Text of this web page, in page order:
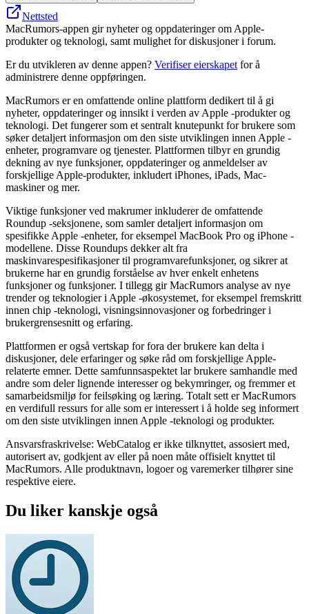
Nettsted
MacRumors-appen gir nyheter og oppdateringer om Apple-
produkter og teknologi, samt mulighet for diskusjoner i forum.
Er du utvikleren av denne appen? Verifiser eierskapet for å
administrere denne oppføringen.
MacRumors er en omfattende online plattform dedikert til å gi
nyheter, oppdateringer og innsikt i verden av Apple -produkter og
teknologi. Det fungerer som et sentralt knutepunkt for brukere som
søker detaljert informasjon om den siste utviklingen innen Apple -
enheter, programvare og tjenester. Plattformen tilbyr en grundig
dekning av nye funksjoner, oppdateringer og anmeldelser av
forskjellige Apple-produkter, inkludert iPhones, iPads, Mac-
maskiner og mer.
Viktige funksjoner ved makrumer inkluderer de omfattende
Roundup -seksjonene, som samler detaljert informasjon om
spesifikke Apple -enheter, for eksempel MacBook Pro og iPhone -
modellene. Disse Roundups dekker alt fra
maskinvarespesifikasjoner til programvarefunksjoner, og sikrer at
brukerne har en grundig forståelse av hver enkelt enhetens
funksjoner og funksjoner. I tillegg gir MacRumors analyse av nye
trender og teknologier i Apple -økosystemet, for eksempel fremskritt
innen chip -teknologi, visningsinnovasjoner og forbedringer i
brukergrensesnitt og erfaring.
Plattformen er også vertskap for fora der brukere kan delta i
diskusjoner, dele erfaringer og søke råd om forskjellige Apple-
relaterte emner. Dette samfunnsaspektet lar brukere samhandle med
andre som deler lignende interesser og bekymringer, og fremmer et
samarbeidsmiljø for feilsøking og læring. Totalt sett er MacRumors
en verdifull ressurs for alle som er interessert i å holde seg informert
om den siste utviklingen innen Apple -teknologi og produkter.
Ansvarsfraskrivelse: WebCatalog er ikke tilknyttet, assosiert med,
autorisert av, godkjent av eller på noen måte offisielt knyttet til
MacRumors. Alle produktnavn, logoer og varemerker tilhører sine
respektive eiere.
Du liker kanskje også